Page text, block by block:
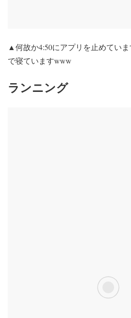
▲何故か4:50にアプリを止めていま
で寝ていますwww
ランニング